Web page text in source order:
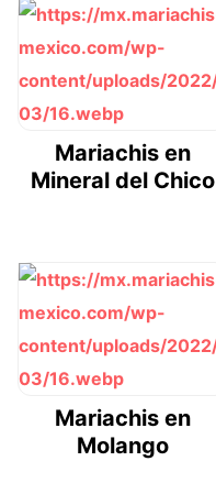
Mariachis en
Mineral del Chico
Mariachis en
Molango